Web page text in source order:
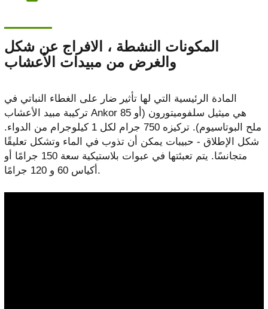
المكونات النشطة ، الافراج عن شكل
والغرض من مبيدات الأعشاب
المادة الرئيسية التي لها تأثير ضار على الغطاء النباتي في
تركيبة مبيد الأعشاب Ankor 85 هي ميثيل سلفوميتورون (أو
ملح البوتاسيوم). تركيزه 750 جرام لكل 1 كيلوجرام من الدواء.
شكل الإطلاق - حبيبات يمكن أن تذوب في الماء وتشكل تعليقًا
متجانسًا. يتم تعبئتها في عبوات بلاستيكية سعة 150 جرامًا أو
أكياس 60 و 120 جرامًا.